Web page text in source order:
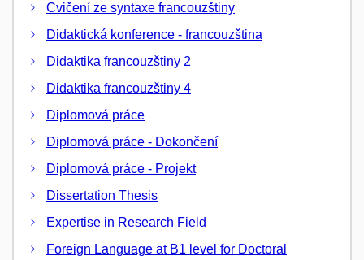
Cvičení ze syntaxe francouzštiny
Didaktická konference - francouzština
Didaktika francouzštiny 2
Didaktika francouzštiny 4
Diplomová práce
Diplomová práce - Dokončení
Diplomová práce - Projekt
Dissertation Thesis
Expertise in Research Field
Foreign Language at B1 level for Doctoral